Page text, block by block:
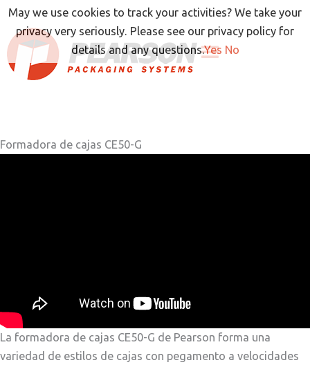
contenido
Formadora de cajas CE50-G
La formadora de cajas CE50-G de Pearson forma una
variedad de estilos de cajas con pegamento a velocidades
May we use cookies to track your activities? We take your
privacy very seriously. Please see our privacy policy for
details and any questions.Yes No